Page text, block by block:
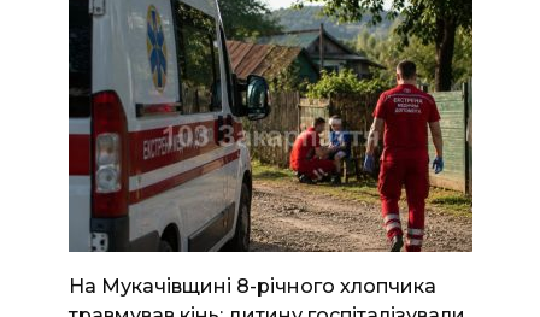
На Мукачівщині 8-річного хлопчика